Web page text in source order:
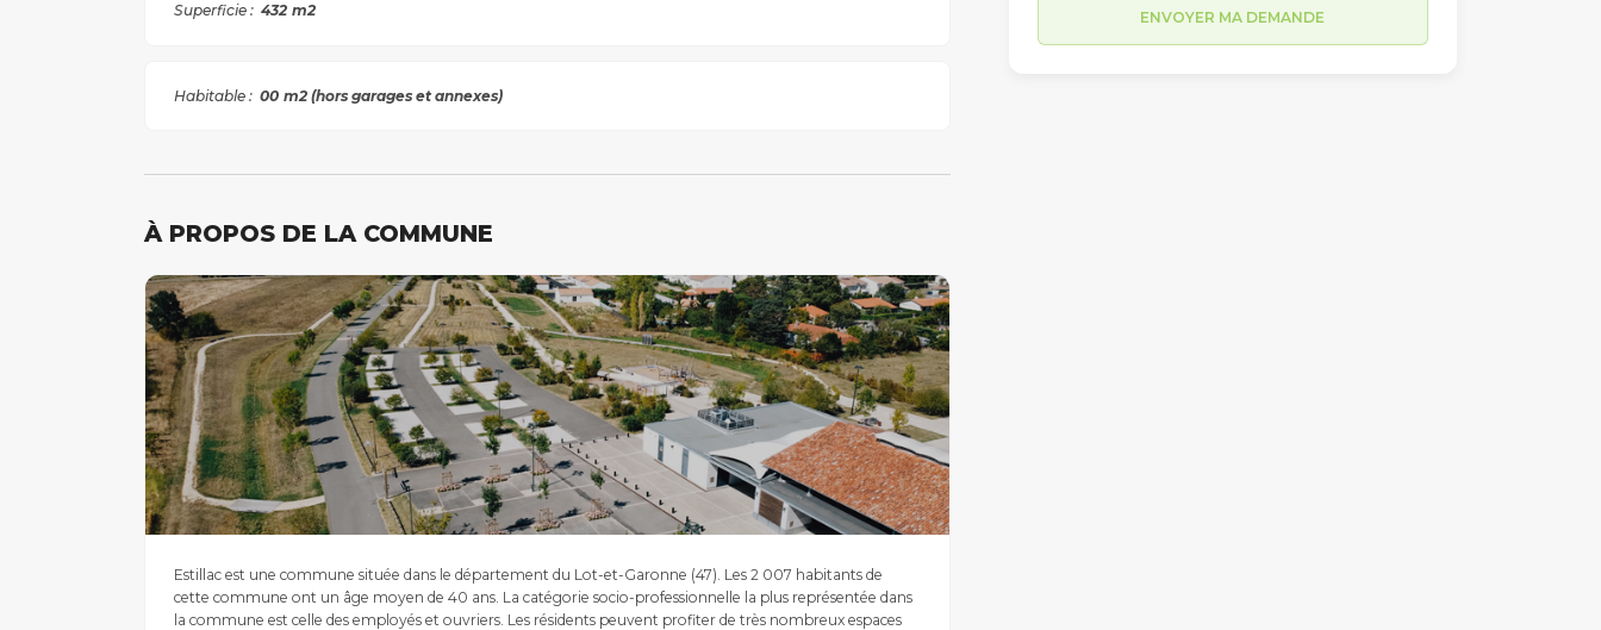
Superficie : 432 m2
Habitable : 00 m2 (hors garages et annexes)
À PROPOS DE LA COMMUNE
Estillac est une commune située dans le département du Lot-et-Garonne (47). Les 2 007 habitants de
cette commune ont un âge moyen de 40 ans. La catégorie socio-professionnelle la plus représentée dans
la commune est celle des employés et ouvriers. Les résidents peuvent profiter de très nombreux espaces